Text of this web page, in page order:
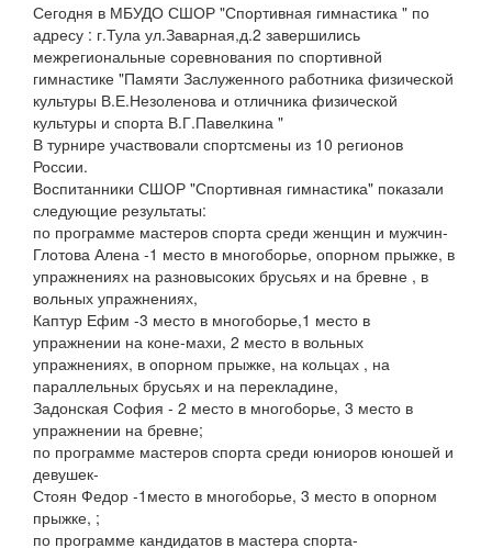
Сегодня в МБУДО СШОР "Спортивная гимнастика " по
адресу : г.Тула ул.Заварная,д.2 завершились
межрегиональные соревнования по спортивной
гимнастике "Памяти Заслуженного работника физической
культуры В.Е.Незоленова и отличника физической
культуры и спорта В.Г.Павелкина "
В турнире участвовали спортсмены из 10 регионов
России.
Воспитанники СШОР "Спортивная гимнастика" показали
следующие результаты:
по программе мастеров спорта среди женщин и мужчин-
Глотова Алена -1 место в многоборье, опорном прыжке, в
упражнениях на разновысоких брусьях и на бревне , в
вольных упражнениях,
Каптур Ефим -3 место в многоборье,1 место в
упражнении на коне-махи, 2 место в вольных
упражнениях, в опорном прыжке, на кольцах , на
параллельных брусьях и на перекладине,
Задонская София - 2 место в многоборье, 3 место в
упражнении на бревне;
по программе мастеров спорта среди юниоров юношей и
девушек-
Стоян Федор -1место в многоборье, 3 место в опорном
прыжке, ;
по программе кандидатов в мастера спорта-